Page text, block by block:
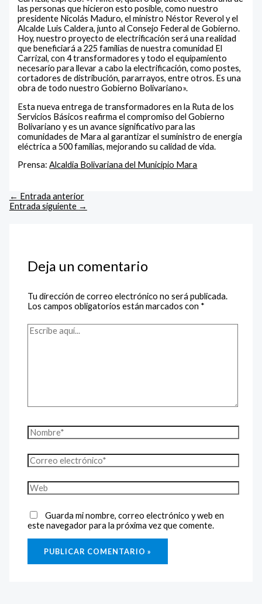
las personas que hicieron esto posible, como nuestro
presidente Nicolás Maduro, el ministro Néstor Reverol y el
Alcalde Luis Caldera, junto al Consejo Federal de Gobierno.
Hoy, nuestro proyecto de electrificación será una realidad
que beneficiará a 225 familias de nuestra comunidad El
Carrizal, con 4 transformadores y todo el equipamiento
necesario para llevar a cabo la electrificación, como postes,
cortadores de distribución, pararrayos, entre otros. Es una
obra de todo nuestro Gobierno Bolivariano».
Esta nueva entrega de transformadores en la Ruta de los
Servicios Básicos reafirma el compromiso del Gobierno
Bolivariano y es un avance significativo para las
comunidades de Mara al garantizar el suministro de energía
eléctrica a 500 familias, mejorando su calidad de vida.
Prensa:Alcaldia Bolivariana del Municipio Mara
← Entrada anterior
Entrada siguiente →
Deja un comentario
Tu dirección de correo electrónico no será publicada.
Los campos obligatorios están marcados con *
Guarda mi nombre, correo electrónico y web en
este navegador para la próxima vez que comente.